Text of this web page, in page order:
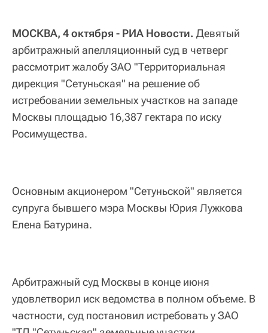
МОСКВА, 4 октября - РИА Новости. Девятый
арбитражный апелляционный суд в четверг
рассмотрит жалобу ЗАО "Территориальная
дирекция "Сетуньская" на решение об
истребовании земельных участков на западе
Москвы площадью 16,387 гектара по иску
Росимущества.
Основным акционером "Сетуньской" является
супруга бывшего мэра Москвы Юрия Лужкова
Елена Батурина.
Арбитражный суд Москвы в конце июня
удовлетворил иск ведомства в полном объеме. В
частности, суд постановил истребовать у ЗАО